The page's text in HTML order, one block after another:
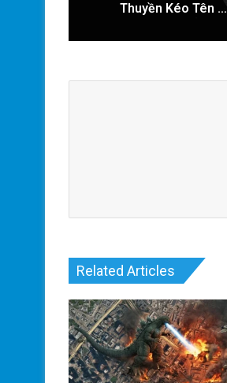
Thuyền Kéo Tên Lửa Starship Được Hé Lộ Qua Ảnh Vệ Tinh!
Related Articles